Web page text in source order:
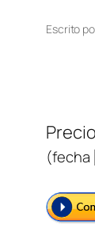
Escrito
(fecha